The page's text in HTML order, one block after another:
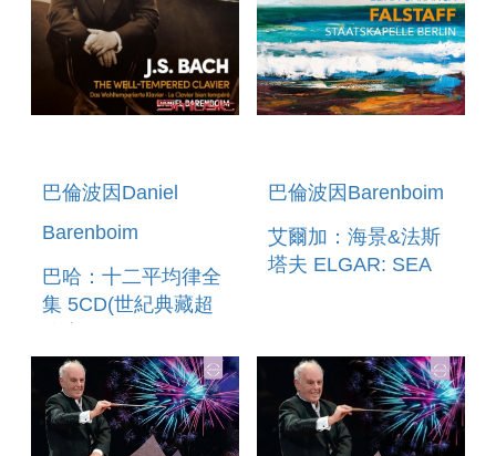
巴倫波因Daniel
Barenboim
巴哈：十二平均律全
集 5CD(世紀典藏超
WELL-TEMPERED
CLAVIER (5CD)
(BUDGET BOXSET
SERIES)
巴倫波因Barenboim
艾爾加：海景&法斯
塔夫 ELGAR: SEA